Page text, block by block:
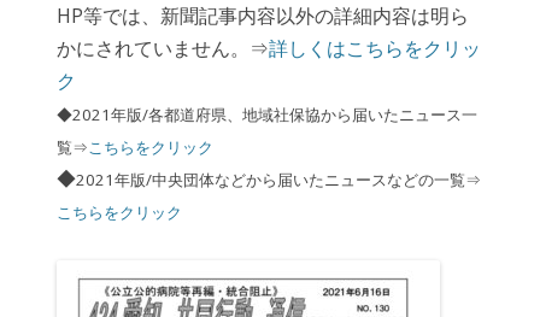
HP等では、新聞記事内容以外の詳細内容は明ら
かにされていません。⇒詳しくはこちらをクリッ
ク
◆2021年版/各都道府県、地域社保協から届いたニュース一
覧⇒こちらをクリック
◆2021年版/中央団体などから届いたニュースなどの一覧⇒
こちらをクリック